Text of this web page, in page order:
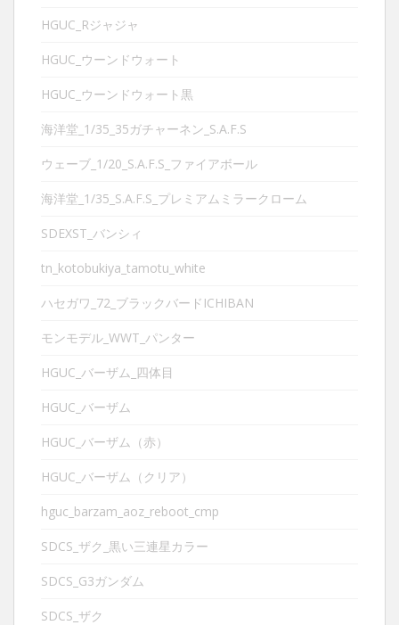
HGUC_Rジャジャ
HGUC_ウーンドウォート
HGUC_ウーンドウォート黒
海洋堂_1/35_35ガチャーネン_S.A.F.S
ウェーブ_1/20_S.A.F.S_ファイアボール
海洋堂_1/35_S.A.F.S_プレミアムミラークローム
SDEXST_バンシィ
tn_kotobukiya_tamotu_white
ハセガワ_72_ブラックバードICHIBAN
モンモデル_WWT_パンター
HGUC_バーザム_四体目
HGUC_バーザム
HGUC_バーザム（赤）
HGUC_バーザム（クリア）
hguc_barzam_aoz_reboot_cmp
SDCS_ザク_黒い三連星カラー
SDCS_G3ガンダム
SDCS_ザク